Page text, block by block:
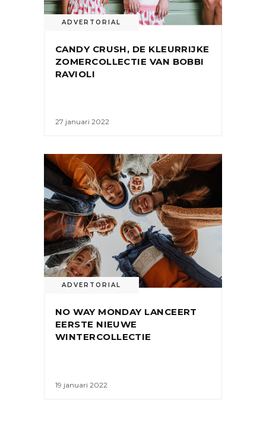
ADVERTORIAL
CANDY CRUSH, DE KLEURRIJKE
ZOMERCOLLECTIE VAN BOBBI
RAVIOLI
27 januari 2022
ADVERTORIAL
NO WAY MONDAY LANCEERT
EERSTE NIEUWE
WINTERCOLLECTIE
19 januari 2022